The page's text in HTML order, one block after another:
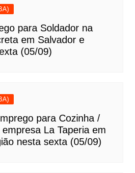
para Soldador na
em Salvador e
(05/09)
para Cozinha /
La Taperia em
nesta sexta (05/09)